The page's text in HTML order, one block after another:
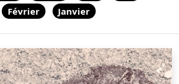
Février Janvier